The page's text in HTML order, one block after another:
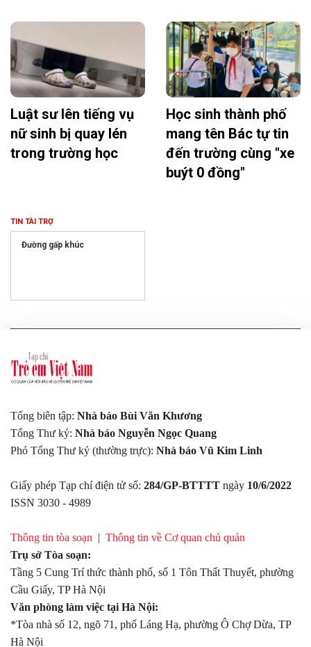
Luật sư lên tiếng vụ
nữ sinh bị quay lén
trong trường học
Học sinh thành phố
mang tên Bác tự tin
đến trường cùng "xe
buýt 0 đồng"
TIN TÀI TRỢ
Đường gấp khúc
Tổng biên tập: Nhà báo Bùi Văn Khương
Tổng Thư ký: Nhà báo Nguyễn Ngọc Quang
Phó Tổng Thư ký (thường trực): Nhà báo Vũ Kim Linh
Giấy phép Tạp chí điện tử số: 284/GP-BTTTT ngày 10/6/2022
ISSN 3030 - 4989
Thông tin tòa soạn | Thông tin về Cơ quan chủ quản
Trụ sở Tòa soạn:
Tầng 5 Cung Trí thức thành phố, số 1 Tôn Thất Thuyết, phường
Cầu Giấy, TP Hà Nội
Văn phòng làm việc tại Hà Nội:
*Tòa nhà số 12, ngõ 71, phố Láng Hạ, phường Ô Chợ Dừa, TP
Hà Nội